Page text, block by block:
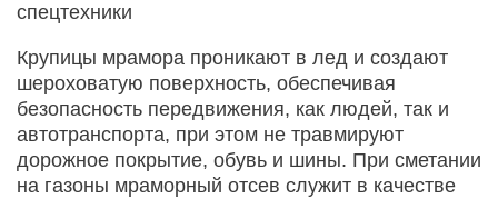
спецтехники
Крупицы мрамора проникают в лед и создают
шероховатую поверхность, обеспечивая
безопасность передвижения, как людей, так и
автотранспорта, при этом не травмируют
дорожное покрытие, обувь и шины. При сметании
на газоны мраморный отсев служит в качестве